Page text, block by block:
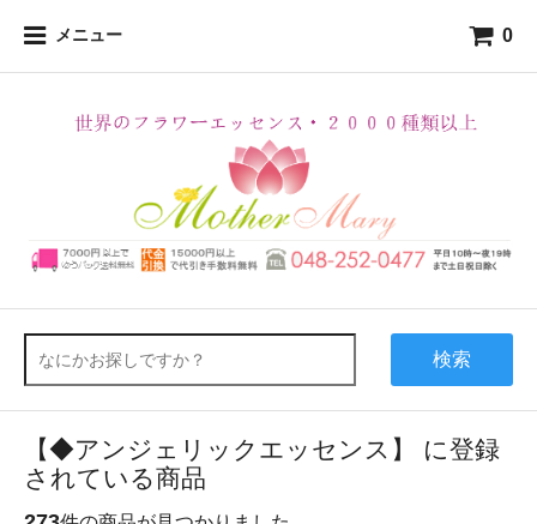
メニュー 0
検索
【◆アンジェリックエッセンス】 に登録
されている商品